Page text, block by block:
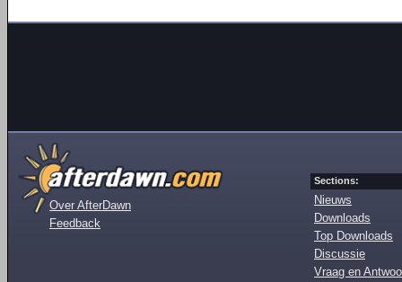
Over AfterDawn
Feedback
Sections:
Nieuws
Downloads
Top Downloads
Discussie
Vraag en